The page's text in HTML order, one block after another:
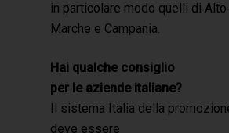
in particolare modo quelli di Alto
Marche e Campania.
Hai qualche consiglio
per le aziende italiane?
Il sistema Italia della
deve essere